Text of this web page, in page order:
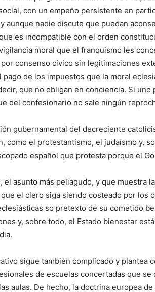
con un empeño persistente en
aunque nadie discute que puedan
es incompatible con el orden
moral que el franquismo les
consenso cívico sin legitimaciones
de los impuestos que la moral
que no obligan en conciencia. Si
del confesionario no sale ningún
gubernamental del decreciente
como el protestantismo, el judaísmo y,
español que protesta porque el
el asunto más peliagudo, y que muestra
el clero siga siendo costeado por los
so pretexto de su cometido
y, sobre todo, el Estado bienestar
sigue también complicado y plantea
de escuelas concertadas que
aulas. De hecho, la doctrina europea